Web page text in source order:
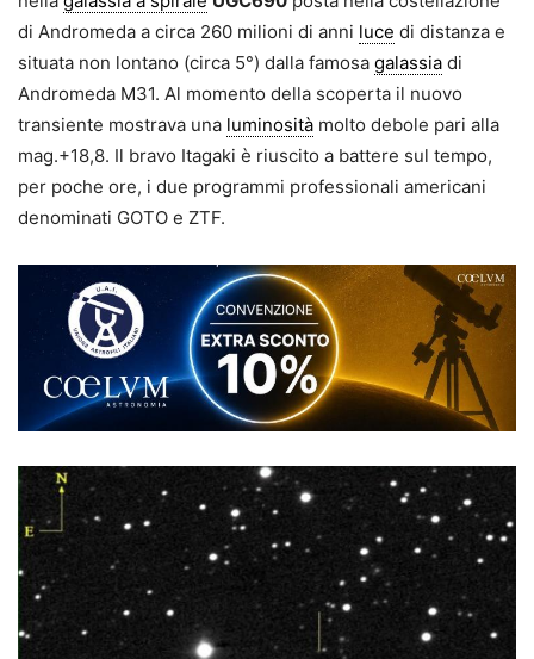
di Andromeda a circa 260 milioni di anni luce di distanza e
situata non lontano (circa 5°) dalla famosa galassia di
Andromeda M31. Al momento della scoperta il nuovo
transiente mostrava una luminosità molto debole pari alla
mag.+18,8. Il bravo Itagaki è riuscito a battere sul tempo,
per poche ore, i due programmi professionali americani
denominati GOTO e ZTF.